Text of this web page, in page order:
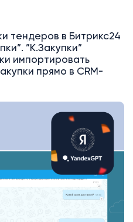
тендеров в Битрикс24
”К.Закупки”
импортировать
прямо в CRM-